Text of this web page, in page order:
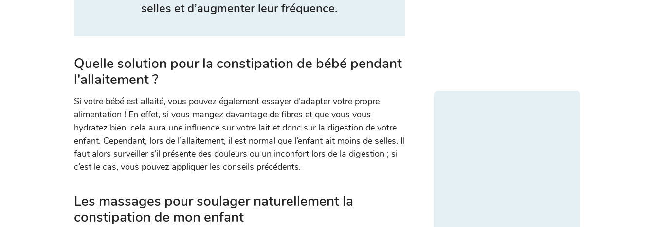
selles et d’augmenter leur fréquence.
Quelle solution pour la constipation de bébé pendant
l'allaitement ?
Si votre bébé est allaité, vous pouvez également essayer d’adapter votre propre
alimentation ! En effet, si vous mangez davantage de fibres et que vous vous
hydratez bien, cela aura une influence sur votre lait et donc sur la digestion de votre
enfant. Cependant, lors de l’allaitement, il est normal que l’enfant ait moins de selles. Il
faut alors surveiller s’il présente des douleurs ou un inconfort lors de la digestion ; si
c’est le cas, vous pouvez appliquer les conseils précédents.
Les massages pour soulager naturellement la
constipation de mon enfant